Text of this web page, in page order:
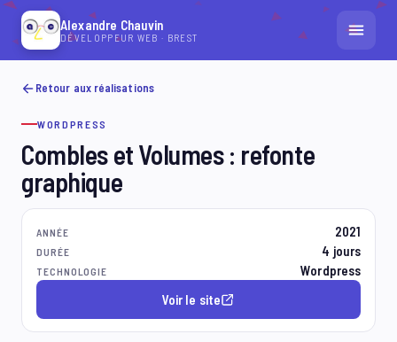
Alexandre Chauvin
DÉVELOPPEUR WEB · BREST
ACCUEIL
RÉALISATIONS
CONTACT
Retour aux réalisations
WORDPRESS
Combles et Volumes : refonte
graphique
ANNÉE 2021
DURÉE 4 jours
TECHNOLOGIE
Wordpress
Voir le site